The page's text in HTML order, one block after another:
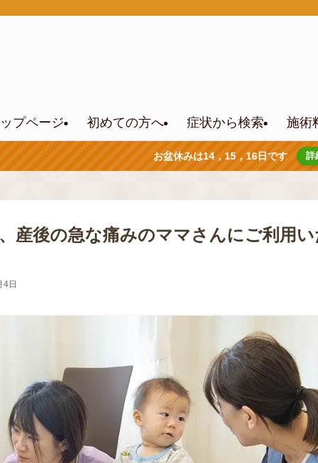
ップページ 初めての方へ 症状から検索 施術
お盆休みは14，15，16日です 詳
産後の急な痛みのママさんにご利用
4日